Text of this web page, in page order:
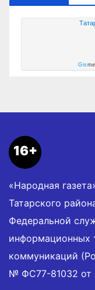
Gis
16+
«Народная
Татарского
Федеральной
информационных
коммуникаций
№ ФС77-81032 от